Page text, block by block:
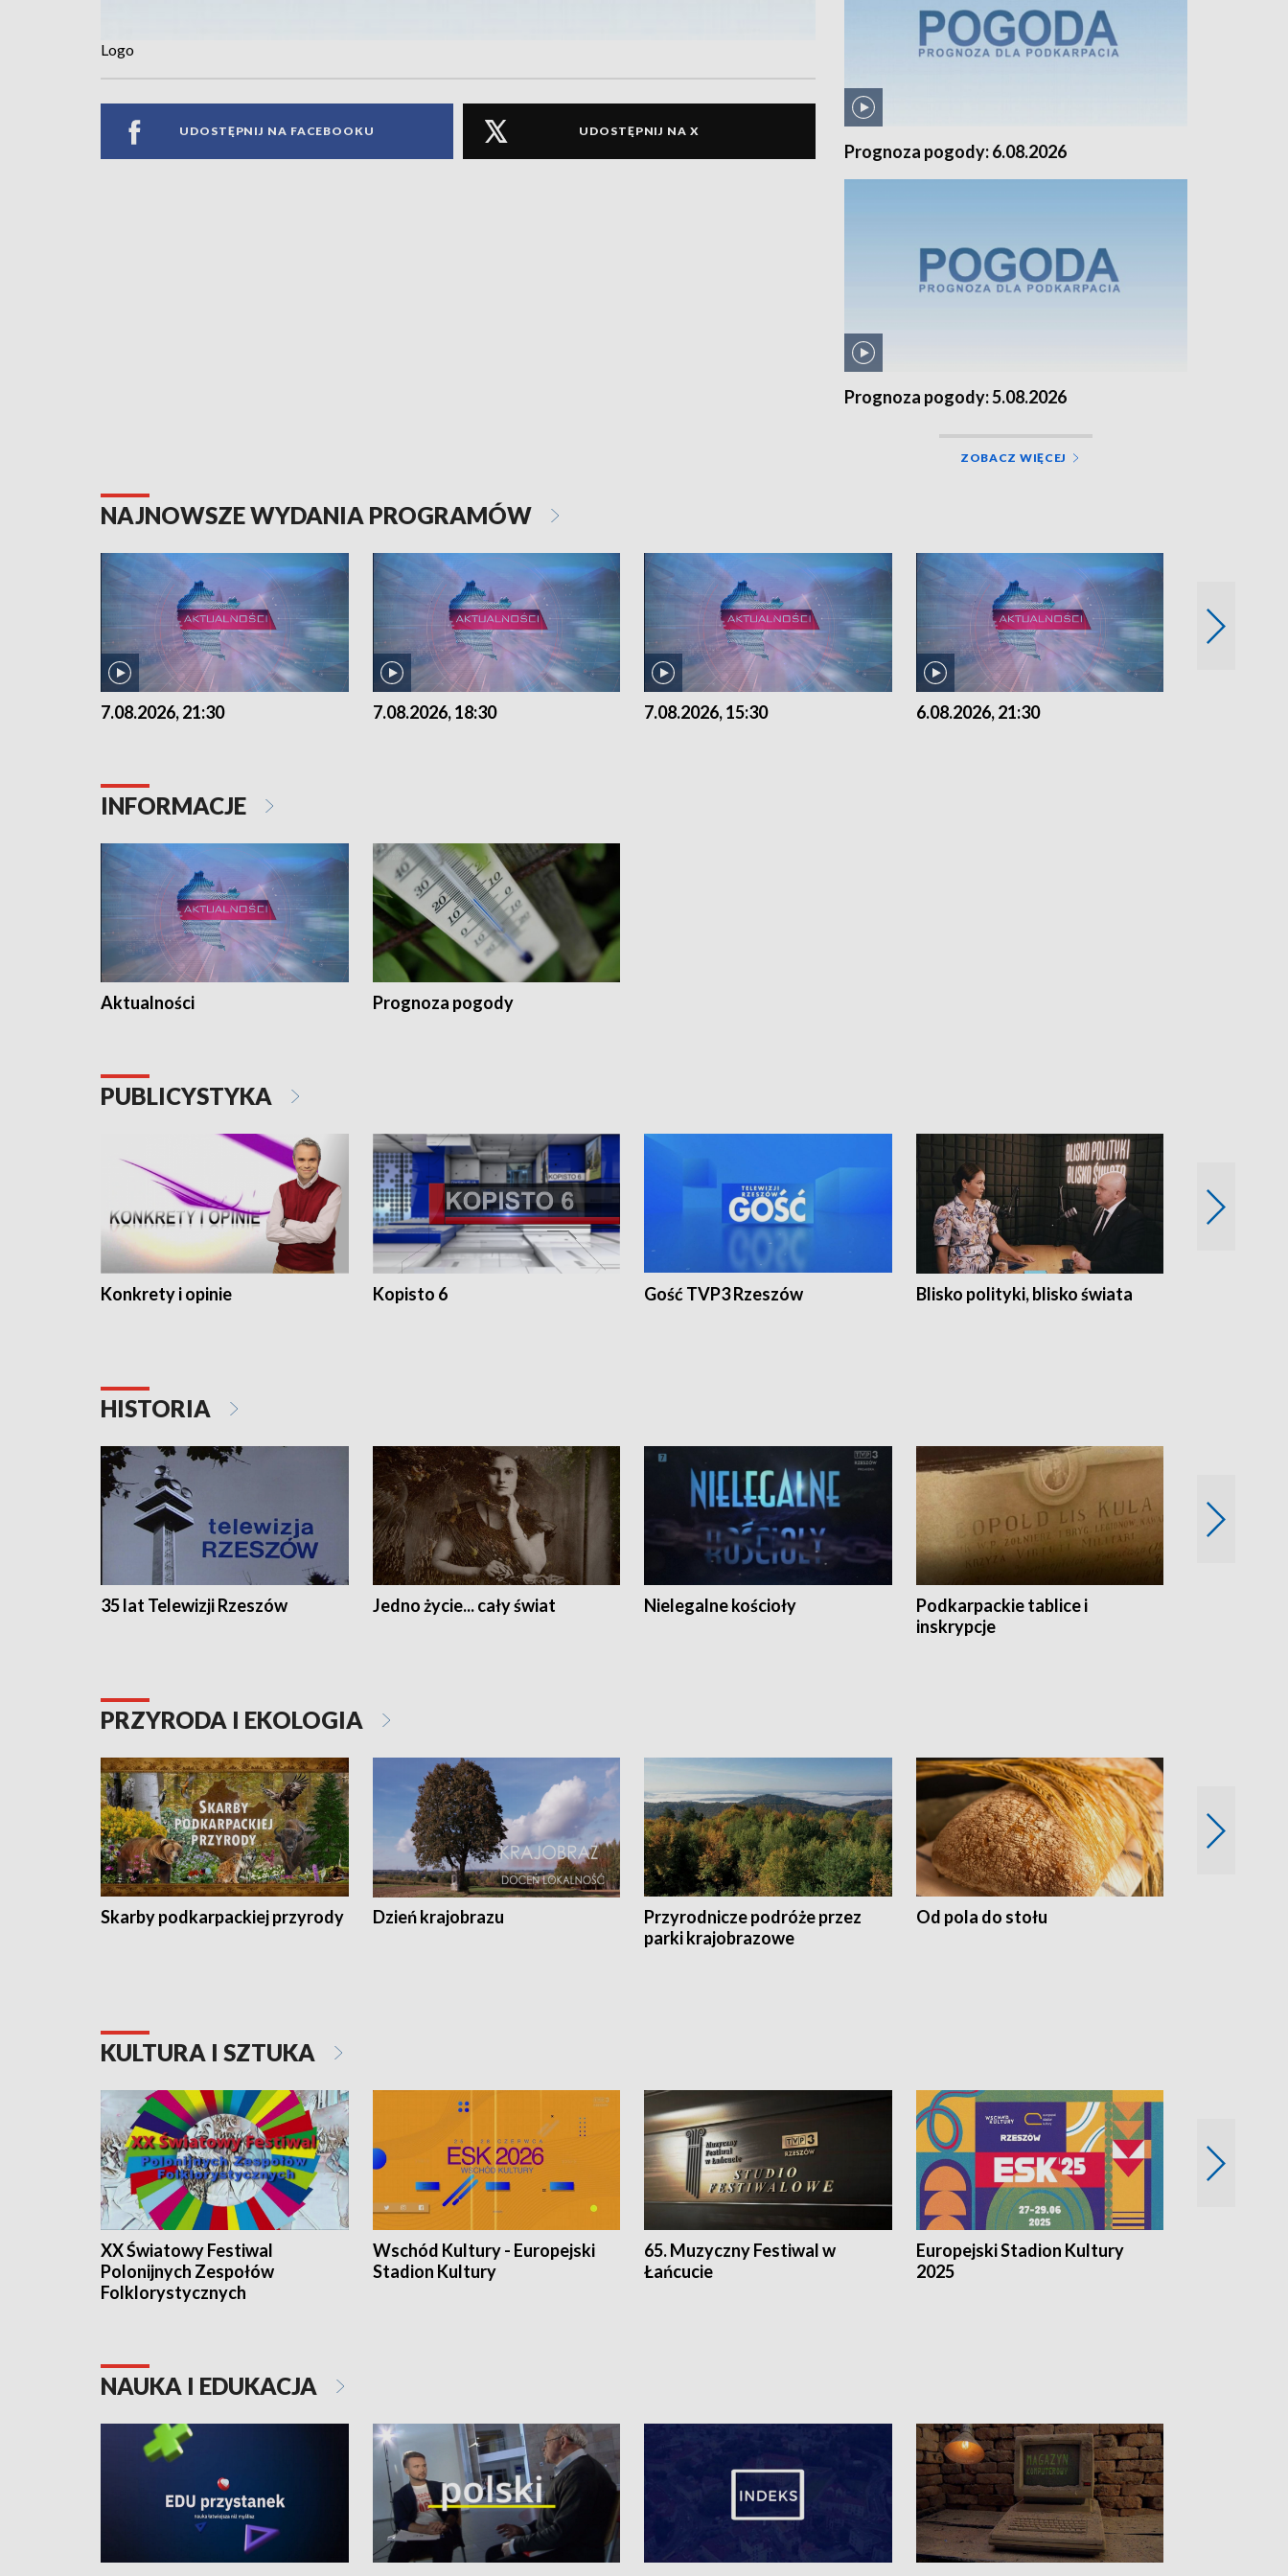
Logo
UDOSTĘPNIJ NA FACEBOOKU UDOSTĘPNIJ NA X
Prognoza pogody: 6.08.2026
Prognoza pogody: 5.08.2026
ZOBACZ WIĘCEJ
NAJNOWSZE WYDANIA PROGRAMÓW
7.08.2026, 21:30 7.08.2026, 18:30 7.08.2026, 15:30 6.08.2026, 21:30
INFORMACJE
Aktualności Prognoza pogody
PUBLICYSTYKA
Konkrety i opinie Kopisto 6 Gość TVP3 Rzeszów Blisko polityki, blisko świata
HISTORIA
35 lat Telewizji Rzeszów Jedno życie... cały świat Nielegalne kościoły
Podkarpackie tablice i
inskrypcje
PRZYRODA I EKOLOGIA
Skarby podkarpackiej przyrody Dzień krajobrazu
Przyrodnicze podróże przez
parki krajobrazowe
Od pola do stołu
KULTURA I SZTUKA
XX Światowy Festiwal
Polonijnych Zespołów
Folklorystycznych
Wschód Kultury - Europejski
Stadion Kultury
65. Muzyczny Festiwal w
Łańcucie
Europejski Stadion Kultury
2025
NAUKA I EDUKACJA